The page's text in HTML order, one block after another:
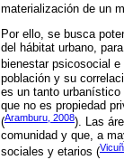
materialización de un
Por ello, se busca
del hábitat urbano,
bienestar psicosocial
población y su
es un tanto
que no es propiedad
(Aramburu, 2008). Las
comunidad y que, a
sociales y etarios (